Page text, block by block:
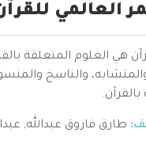
العالمي
هي العلوم المتعلقة
والناسخ
طارق فاروق عبدالله,